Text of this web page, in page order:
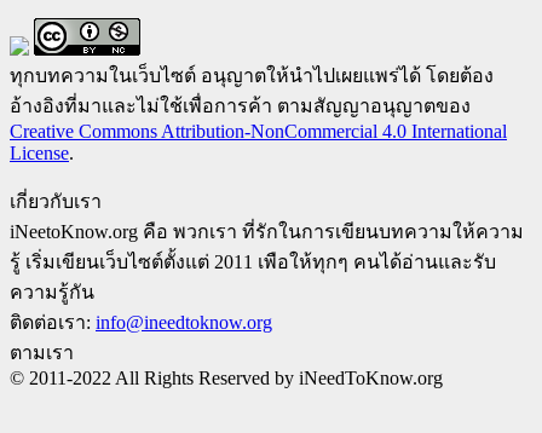
ทุกบทความในเว็บไซต์ อนุญาตให้นำไปเผยแพร่ได้ โดยต้อง
อ้างอิงที่มาและไม่ใช้เพื่อการค้า ตามสัญญาอนุญาตของ
Creative Commons Attribution-NonCommercial 4.0 International
License.
เกี่ยวกับเรา
iNeetoKnow.org คือ พวกเรา ที่รักในการเขียนบทความให้ความ
รู้ เริ่มเขียนเว็บไซต์ตั้งแต่ 2011 เพือให้ทุกๆ คนได้อ่านและรับ
ความรู้กัน
ติดต่อเรา: info@ineedtoknow.org
ตามเรา
© 2011-2022 All Rights Reserved by iNeedToKnow.org